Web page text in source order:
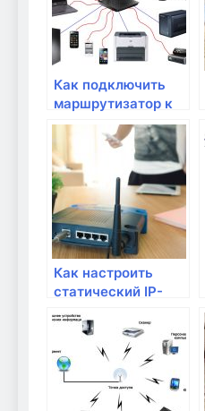
Как подключить
маршрутизатор к
домашнему
интернету
провайдера?
Как настроить
статический IP-
адрес на
маршрутизаторе?